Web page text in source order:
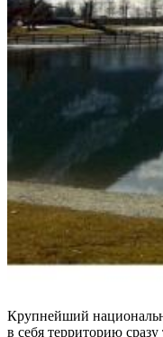
Крупнейший
в себя территорию